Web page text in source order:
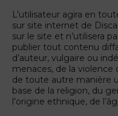
L’utilisateur agira en
sur site internet de
sur le site et n’utilisera
publier tout contenu
d’auteur, vulgaire ou
menaces, de la
de toute autre manière
base de la religion, du
l’origine ethnique, de